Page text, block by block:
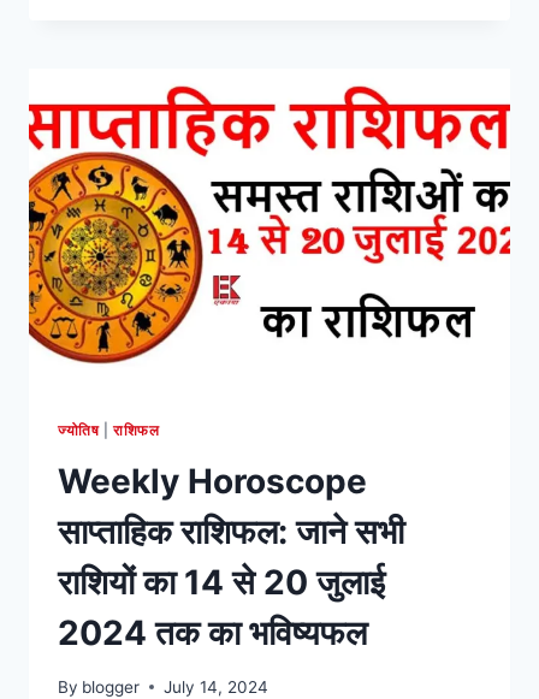
MONTHLY
HOROSCOPE
AUGUST
2024:
जाने
सभी
राशियों
का
भविष्यफल
ज्योतिष|राशिफल
Weekly Horoscope
साप्ताहिक राशिफल: जाने सभी
राशियों का 14 से 20 जुलाई
2024 तक का भविष्यफल
By blogger July 14, 2024